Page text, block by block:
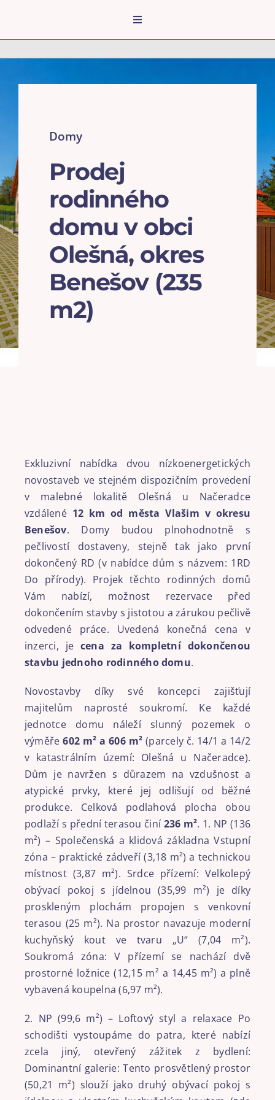
obsah
Toggle
Navigation
ÚVOD
O MNĚ
KARIÉRA
KONTAKT
RK FINPOS
Domy
Prodej
rodinného
domu v obci
Olešná, okres
Benešov (235
m2)
Exkluzivní nabídka dvou nízkoenergetických
novostaveb ve stejném dispozičním provedení
v malebné lokalitě Olešná u Načeradce
vzdálené 12 km od města Vlašim v okresu
Benešov. Domy budou plnohodnotně s
pečlivostí dostaveny, stejně tak jako první
dokončený RD (v nabídce dům s názvem: 1RD
Do přírody). Projek těchto rodinných domů
Vám nabízí, možnost rezervace před
dokončením stavby s jistotou a zárukou pečlivě
odvedené práce. Uvedená konečná cena v
inzerci, je cena za kompletní dokončenou
stavbu jednoho rodinného domu.
Novostavby díky své koncepci zajišťují
majitelům naprosté soukromí. Ke každé
jednotce domu náleží slunný pozemek o
výměře602 m² a 606 m² (parcely č. 14/1 a 14/2
v katastrálním území: Olešná u Načeradce).
Dům je navržen s důrazem na vzdušnost a
atypické prvky, které jej odlišují od běžné
produkce. Celková podlahová plocha obou
podlaží s přední terasou činí 236 m². 1. NP (136
m²) – Společenská a klidová základna Vstupní
zóna – praktické zádveří (3,18 m²) a technickou
místnost (3,87 m²). Srdce přízemí: Velkolepý
obývací pokoj s jídelnou (35,99 m²) je díky
proskleným plochám propojen s venkovní
terasou (25 m²). Na prostor navazuje moderní
kuchyňský kout ve tvaru „U“ (7,04 m²).
Soukromá zóna: V přízemí se nachází dvě
prostorné ložnice (12,15 m² a 14,45 m²) a plně
vybavená koupelna (6,97 m²).
2. NP (99,6 m²) – Loftový styl a relaxace Po
schodišti vystoupáme do patra, které nabízí
zcela jiný, otevřený zážitek z bydlení:
Dominantní galerie: Tento prosvětlený prostor
(50,21 m²) slouží jako druhý obývací pokoj s